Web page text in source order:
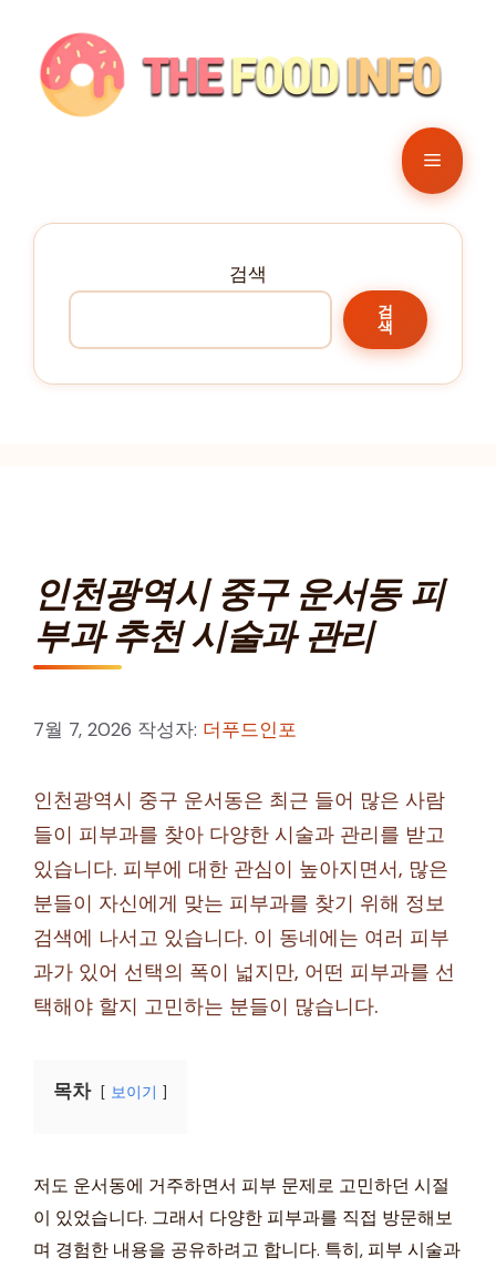
메
뉴
검색
검
색
인천광역시 중구 운서동 피
부과 추천 시술과 관리
7월 7, 2026 작성자: 더푸드인포
인천광역시 중구 운서동은 최근 들어 많은 사람
들이 피부과를 찾아 다양한 시술과 관리를 받고
있습니다. 피부에 대한 관심이 높아지면서, 많은
분들이 자신에게 맞는 피부과를 찾기 위해 정보
검색에 나서고 있습니다. 이 동네에는 여러 피부
과가 있어 선택의 폭이 넓지만, 어떤 피부과를 선
택해야 할지 고민하는 분들이 많습니다.
목차 보이기
저도 운서동에 거주하면서 피부 문제로 고민하던 시절
이 있었습니다. 그래서 다양한 피부과를 직접 방문해보
며 경험한 내용을 공유하려고 합니다. 특히, 피부 시술과